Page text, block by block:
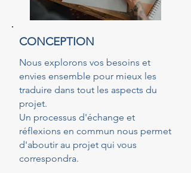
CONCEPTION
Nous explorons vos besoins et
envies ensemble pour mieux les
traduire dans tout les aspects du
projet.
Un processus d'échange et
réflexions en commun nous permet
d'aboutir au projet qui vous
correspondra.